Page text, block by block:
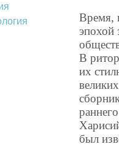
Время,
эпохой
В
их
был